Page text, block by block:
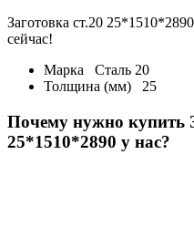
Заготовка ст.20
сейчас!
Марка
Сталь 20
Толщина (мм)
25
Почему нужно купить
25*1510*2890 у нас?